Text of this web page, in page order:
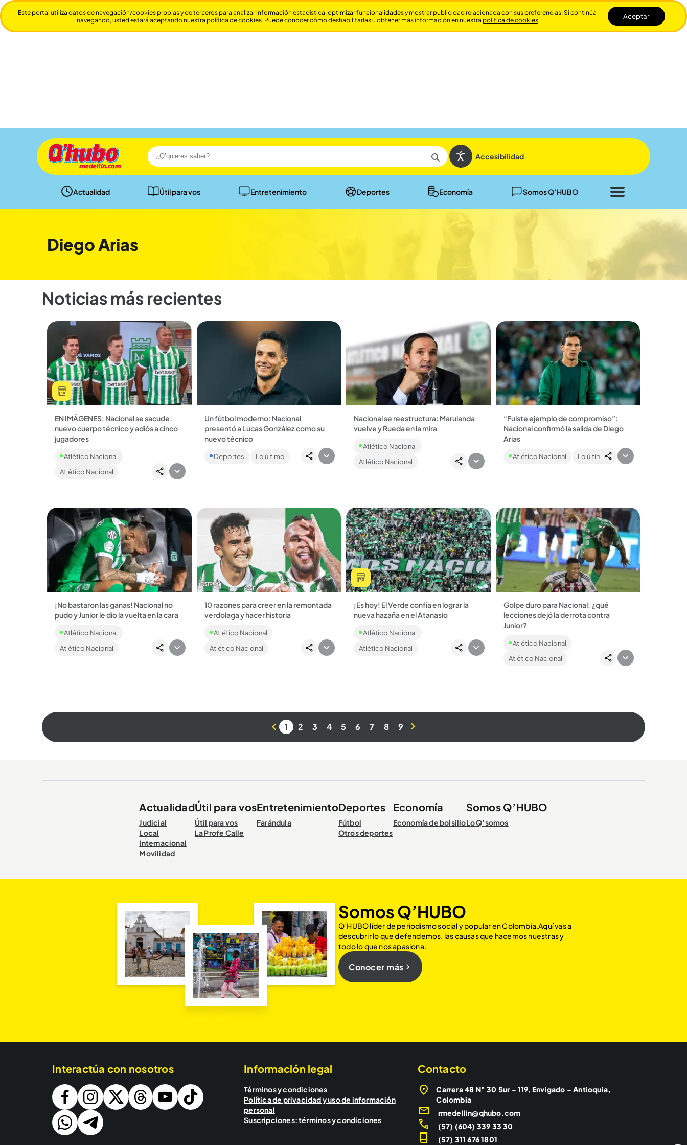
Accesibilidad
Actualidad Útil para vos Entretenimiento Deportes Economía Somos Q’HUBO
Cerrar
Diego Arias
Noticias más recientes
EN IMÁGENES: Nacional se sacude:
nuevo cuerpo técnico y adiós a cinco
jugadores
de julio, a su nuevo cuerpo técnico
liderado por Lucas González, y sus
primeras palabras...
Atlético Nacional
Atlético Nacional
Un fútbol moderno: Nacional
presentó a Lucas González como su
nuevo técnico
Alexis Henríquez, referente histórico e
ídolo de la afición verde, será el
asistente técnico del DT bogotano....
Deportes Lo último
Nacional se reestructura: Marulanda
vuelve y Rueda en la mira
Con Marulanda de vuelta, el Verde
busca renacer tras un semestre para
olvidar....
Atlético Nacional
Atlético Nacional
“Fuiste ejemplo de compromiso”:
Nacional confirmó la salida de Diego
Arias
Después de perder la Liga BetPlay, los
rumores de la salida de Diego Arias
aumentaron y este 12 de junio Nacional
Atlético Nacional Lo último
¡No bastaron las ganas! Nacional no
pudo y Junior le dio la vuelta en la cara
marcador final fue 3-1 (global) y el
equipo tiburón consiguió la estrella N.°
12....
Atlético Nacional
Atlético Nacional
10 razones para creer en la remontada
verdolaga y hacer historia
sufrido en Barranquilla para buscar la
Atlético Nacional
Atlético Nacional
¡Es hoy! El Verde confía en lograr la
nueva hazaña en el Atanasio
p.m., Nacional recibe a Junior con la
motivación de hacerse grande y
conseguir la...
Atlético Nacional
Atlético Nacional
Golpe duro para Nacional: ¿qué
lecciones dejó la derrota contra
Junior?
de la final y el entrenador Diego Arias
analizó las razones de la derrota. ...
Atlético Nacional
Atlético Nacional
1 2 3 4 5 6 7 8 9
Actualidad
Judicial
Local
Internacional
Movilidad
Útil para vos
Útil para vos
La Profe Calle
Entretenimiento
Farándula
Deportes
Fútbol
Otros deportes
Economía
Economía de bolsillo
Somos Q’HUBO
Lo Q’somos
Somos Q’HUBO
Q’HUBO líder de periodismo social y popular en Colombia.Aquí vas a
descubrir lo que defendemos, las causas que hacemos nuestras y
todo lo que nos apasiona.
Conocer más
Interactúa con nosotros Información legal
Términos y condiciones
Política de privacidad y uso de información
personal
Suscripciones: términos y condiciones
Contacto
Carrera 48 N° 30 Sur - 119, Envigado - Antioquia,
Colombia
rmedellin@qhubo.com
(57) (604) 339 33 30
(57) 311 676 1801
Este portal utiliza datos de navegación/cookies propias y de terceros para analizar información estadística, optimizar funcionalidades y mostrar publicidad relacionada con sus preferencias. Si continúa
navegando, usted estará aceptando nuestra política de cookies. Puede conocer cómo deshabilitarlas u obtener más información en nuestra politica de cookies Aceptar